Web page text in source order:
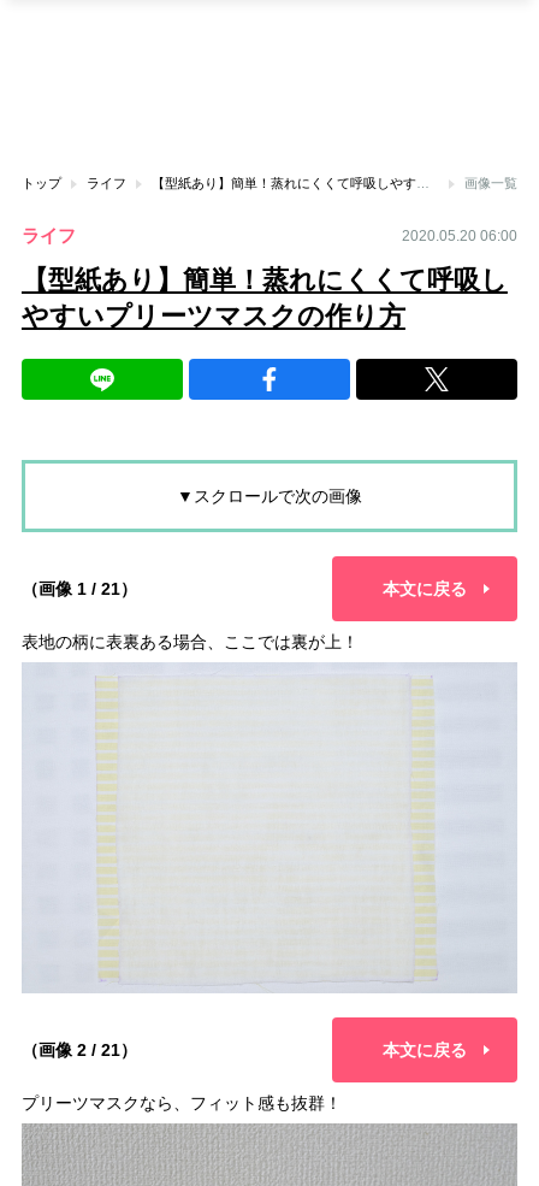
トップ ライフ 【型紙あり】簡単！蒸れにくくて呼吸しやすいプリーツマスクの作り方 画像一覧
ライフ 2020.05.20 06:00
【型紙あり】簡単！蒸れにくくて呼吸し
やすいプリーツマスクの作り方
▼スクロールで次の画像
（画像 1 / 21） 本文に戻る
表地の柄に表裏ある場合、ここでは裏が上！
（画像 2 / 21） 本文に戻る
プリーツマスクなら、フィット感も抜群！